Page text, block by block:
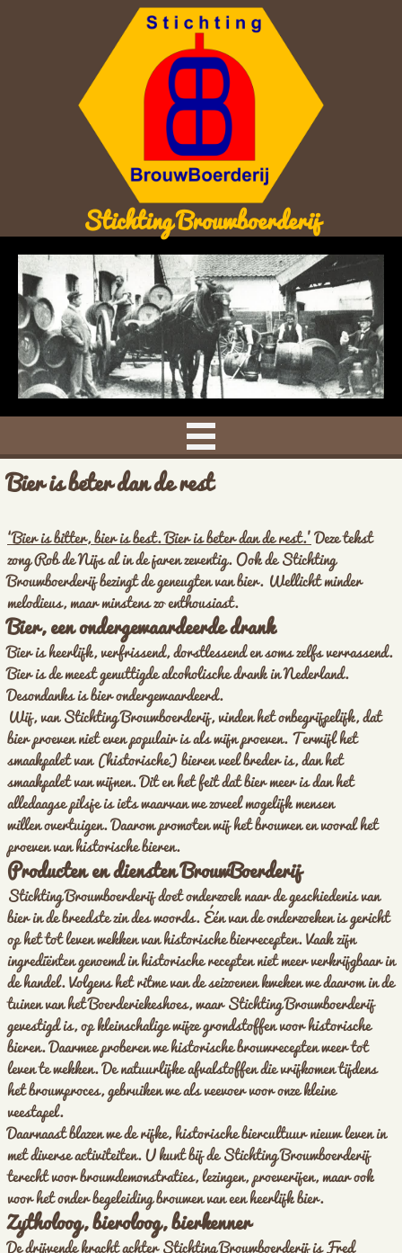
Bier is beter dan de rest
‘Bier is bitter, bier is best. Bier is beter dan de rest.’Deze tekst
zong Rob de Nijs al in de jaren zeventig. Ook de Stichting
Brouwboerderij bezingt de geneugten van bier. Wellicht minder
melodieus, maar minstens zo enthousiast.
Bier, een ondergewaardeerde drank
Bier is heerlijk, verfrissend, dorstlessend en soms zelfs verrassend.
Bier is de meest genuttigde alcoholische drank in Nederland.
Desondanks is bier ondergewaardeerd.
Wij, van Stichting Brouwboerderij, vinden het onbegrijpelijk, dat
bier proeven niet even populair is als wijn proeven. Terwijl het
smaakpalet van (historische) bieren veel breder is, dan het
smaakpalet van wijnen. Dit en het feit dat bier meer is dan het
alledaagse pilsje is iets waarvan we zoveel mogelijk mensen
willen overtuigen. Daarom promoten wij het brouwen en vooral het
proeven van historische bieren.
Producten en diensten BrouwBoerderij
Stichting Brouwboerderij doet onderzoek naar de geschiedenis van
bier in de breedste zin des woords. Één van de onderzoeken is gericht
op het tot leven wekken van historische bierrecepten. Vaak zijn
ingrediënten genoemd in historische recepten niet meer verkrijgbaar in
de handel. Volgens het ritme van de seizoenen kweken we daarom in de
tuinen van het Boerderiekeshoes, waar Stichting Brouwboerderij
gevestigd is, op kleinschalige wijze grondstoffen voor historische
bieren. Daarmee proberen we historische brouwrecepten weer tot
leven te wekken. De natuurlijke afvalstoffen die vrijkomen tijdens
het brouwproces, gebruiken we als veevoer voor onze kleine
veestapel.
Daarnaast blazen we de rijke, historische biercultuur nieuw leven in
met diverse activiteiten. U kunt bij de Stichting Brouwboerderij
terecht voor brouwdemonstraties, lezingen, proeverijen, maar ook
voor het onder begeleiding brouwen van een heerlijk bier.
Zytholoog, bieroloog, bierkenner
De drijvende kracht achter Stichting Brouwboerderij is Fred
Stichting Brouwboerderij